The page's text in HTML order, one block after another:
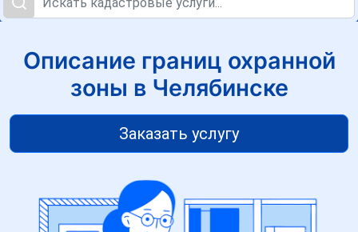
Описание границ охранной
зоны в Челябинске
Заказать услугу